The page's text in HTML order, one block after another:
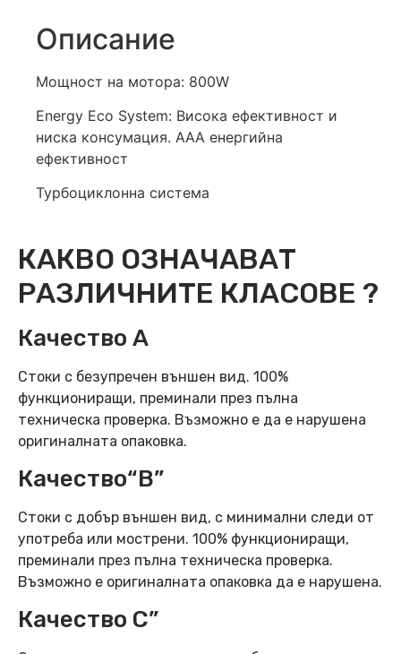
Описание
Мощност на мотора: 800W
Energy Eco System: Висока ефективност и
ниска консумация. AAA енергийна
ефективност
Турбоциклонна система
КАКВО ОЗНАЧАВАТ
РАЗЛИЧНИТЕ КЛАСОВЕ ?
Качество А
Стоки с безупречен външен вид. 100%
функциониращи, преминали през пълна
техническа проверка. Възможно е да е нарушена
оригиналната опаковка.
Качество“B”
Стоки с добър външен вид, с минимални следи от
употреба или мострени. 100% функциониращи,
преминали през пълна техническа проверка.
Възможно е оригиналната опаковка да е нарушена.
Качество C”